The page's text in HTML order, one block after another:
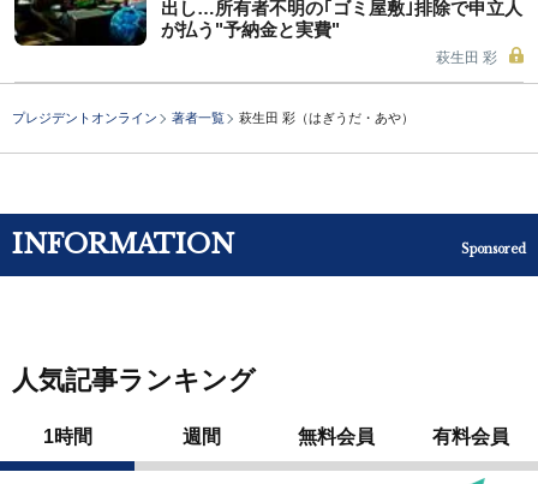
出し…所有者不明の｢ゴミ屋敷｣排除で申立人
が払う"予納金と実費"
萩生田 彩
プレジデントオンライン 著者一覧 萩生田 彩（はぎうだ・あや）
INFORMATION Sponsored
人気記事ランキング
1時間 週間 無料会員 有料会員